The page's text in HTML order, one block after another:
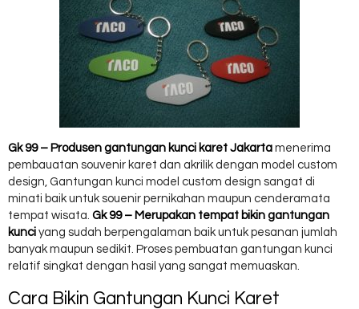
Gk 99 – Produsen gantungan kunci karet Jakarta menerima
pembauatan souvenir karet dan akrilik dengan model custom
design, Gantungan kunci model custom design sangat di
minati baik untuk souenir pernikahan maupun cenderamata
tempat wisata. Gk 99 – Merupakan tempat bikin gantungan
kunci yang sudah berpengalaman baik untuk pesanan jumlah
banyak maupun sedikit. Proses pembuatan gantungan kunci
relatif singkat dengan hasil yang sangat memuaskan.
Cara Bikin Gantungan Kunci Karet